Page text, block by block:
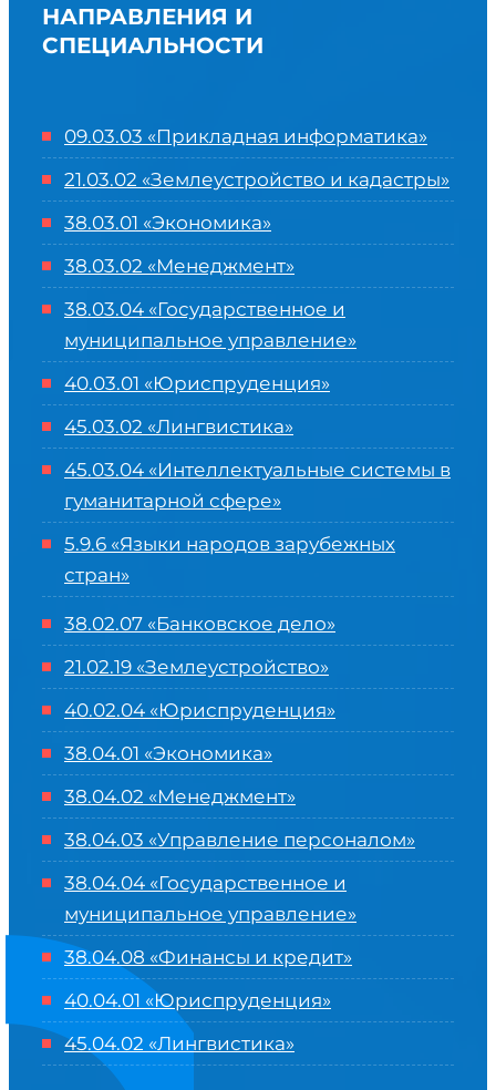
НАПРАВЛЕНИЯ И
СПЕЦИАЛЬНОСТИ
09.03.03 «Прикладная информатика»
21.03.02 «Землеустройство и кадастры»
38.03.01 «Экономика»
38.03.02 «Менеджмент»
38.03.04 «Государственное и
муниципальное управление»
40.03.01 «Юриспруденция»
45.03.02 «Лингвистика»
45.03.04 «Интеллектуальные системы в
гуманитарной сфере»
5.9.6 «Языки народов зарубежных
стран»
38.02.07 «Банковское дело»
21.02.19 «Землеустройство»
40.02.04 «Юриспруденция»
38.04.01 «Экономика»
38.04.02 «Менеджмент»
38.04.03 «Управление персоналом»
38.04.04 «Государственное и
муниципальное управление»
38.04.08 «Финансы и кредит»
40.04.01 «Юриспруденция»
45.04.02 «Лингвистика»